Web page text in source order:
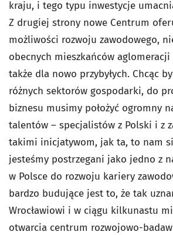
kraju, i tego typu inwestycje
Z drugiej strony nowe Centrum
możliwości rozwoju zawodowego,
obecnych mieszkańców aglomeracji
także dla nowo przybyłych. Chcąc
różnych sektorów gospodarki, do
biznesu musimy położyć ogromny
talentów – specjalistów z Polski i z
takimi inicjatywom, jak ta, to nam
jesteśmy postrzegani jako jedno z
w Polsce do rozwoju kariery
bardzo budujące jest to, że tak
Wrocławiowi i w ciągu kilkunastu
otwarcia centrum rozwojowo-